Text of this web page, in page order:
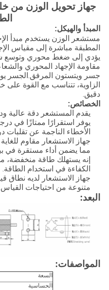
جهاز تحويل الوزن من
المبدأ والهيكل:
مستشعر الوزن يستخدم مبدأ
المطبقة مباشرة إلى مقياس
يؤدي إلى ضغط محوري وتوسع
مقاومة الإجهاد المحوري
جسر ويتستون المرفق.الجسر
الزاوية، تتناسب مع القوة
دقيق.
الخصائص:
يقدم المستشعر دقة عالية
يوفر استقرارًا ممتازًا في
الأخطاء الناجمة عن تقلبات
جهاز الاستشعار مقاوم
مما يضمن أداء مستقرة في
إنه يستهلك طاقة منخفضة،
الكفاءة في استخدام الطاقة.
جهاز الاستشعار لديه
متنوعة من احتياجات
البعد:
المواصفات:
السعة
الحساسية